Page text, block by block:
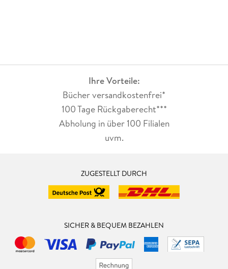
Ihre Vorteile:
Bücher versandkostenfrei*
100 Tage Rückgaberecht***
Abholung in über 100 Filialen
uvm.
ZUGESTELLT DURCH
SICHER & BEQUEM BEZAHLEN